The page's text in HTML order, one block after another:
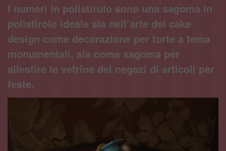
I numeri in polistirolo sono una sagoma in
polistirolo ideale sia nell’arte del cake
design come decorazione per torte a tema
monumentali, sia come sagoma per
allestire le vetrine dei negozi di articoli per
feste.